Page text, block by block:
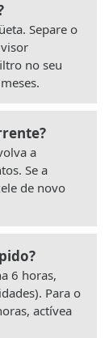
Separe o
no seu
a
Se a
de novo
6 horas,
Para o
actívea